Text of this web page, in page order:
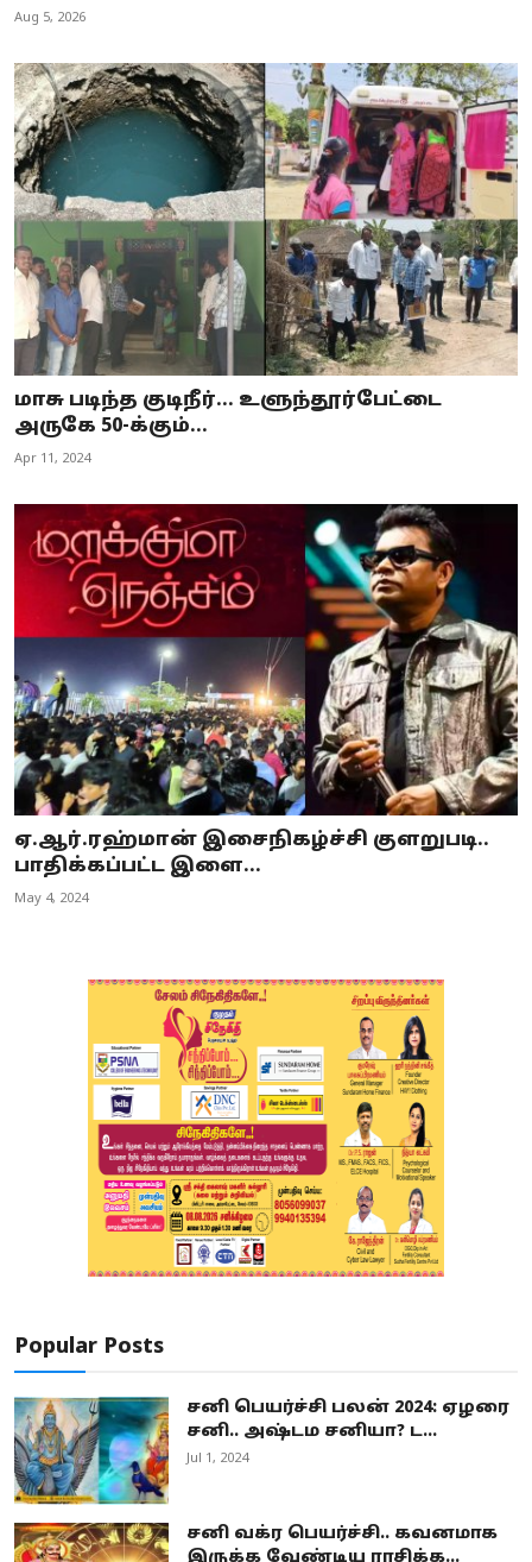
Aug 5, 2026
மாசு படிந்த குடிநீர்... உளுந்தூர்பேட்டை
அருகே 50-க்கும்...
Apr 11, 2024
ஏ.ஆர்.ரஹ்மான் இசைநிகழ்ச்சி குளறுபடி..
பாதிக்கப்பட்ட இளை...
May 4, 2024
Popular Posts
சனி பெயர்ச்சி பலன் 2024: ஏழரை
சனி.. அஷ்டம சனியா? ட...
Jul 1, 2024
சனி வக்ர பெயர்ச்சி.. கவனமாக